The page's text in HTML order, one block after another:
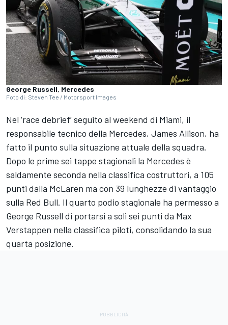
George Russell, Mercedes
Foto di: Steven Tee / Motorsport Images
Nel ‘race debrief’ seguito al weekend di Miami, il
responsabile tecnico della Mercedes, James Allison, ha
fatto il punto sulla situazione attuale della squadra.
Dopo le prime sei tappe stagionali la Mercedes è
saldamente seconda nella classifica costruttori, a 105
punti dalla McLaren ma con 39 lunghezze di vantaggio
sulla Red Bull. Il quarto podio stagionale ha permesso a
George Russell di portarsi a soli sei punti da Max
Verstappen nella classifica piloti, consolidando la sua
quarta posizione.